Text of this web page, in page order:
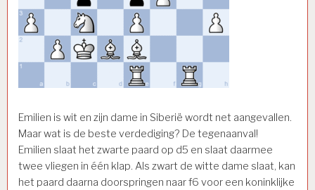
Emilien is wit en zijn dame in Siberië wordt net aangevallen.
Maar wat is de beste verdediging? De tegenaanval!
Emilien slaat het zwarte paard op d5 en slaat daarmee
twee vliegen in één klap. Als zwart de witte dame slaat, kan
het paard daarna doorspringen naar f6 voor een koninklijke